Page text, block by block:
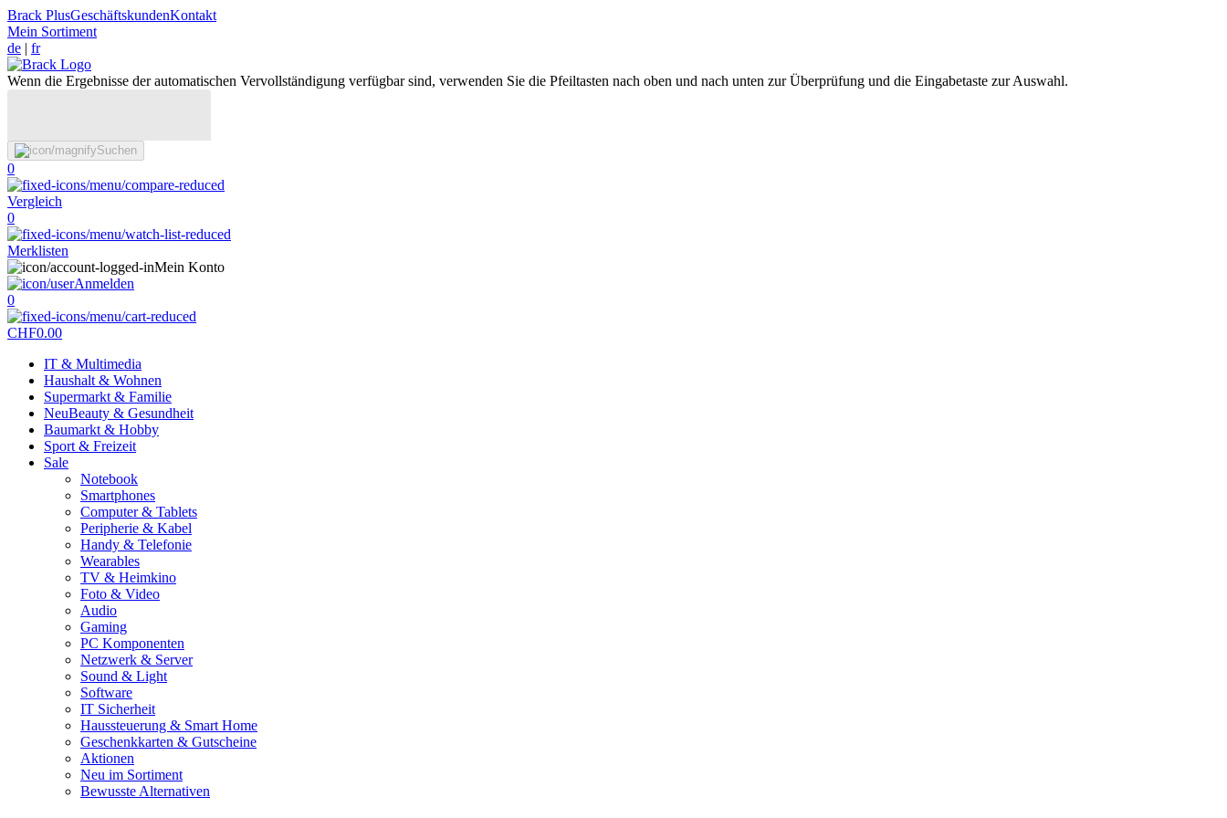
Brack PlusGeschäftskundenKontakt
Mein Sortiment
de | fr
Wenn die Ergebnisse der automatischen Vervollständigung verfügbar sind, verwenden Sie die Pfeiltasten nach oben und nach unten zur Überprüfung und die Eingabetaste zur Auswahl.
Suchen
0
Vergleich
0
Merklisten
Mein Konto
Anmelden
0
CHF0.00
IT & Multimedia
Haushalt & Wohnen
Supermarkt & Familie
NeuBeauty & Gesundheit
Baumarkt & Hobby
Sport & Freizeit
Sale
Notebook
Smartphones
Computer & Tablets
Peripherie & Kabel
Handy & Telefonie
Wearables
TV & Heimkino
Foto & Video
Audio
Gaming
PC Komponenten
Netzwerk & Server
Sound & Light
Software
IT Sicherheit
Haussteuerung & Smart Home
Geschenkkarten & Gutscheine
Aktionen
Neu im Sortiment
Bewusste Alternativen